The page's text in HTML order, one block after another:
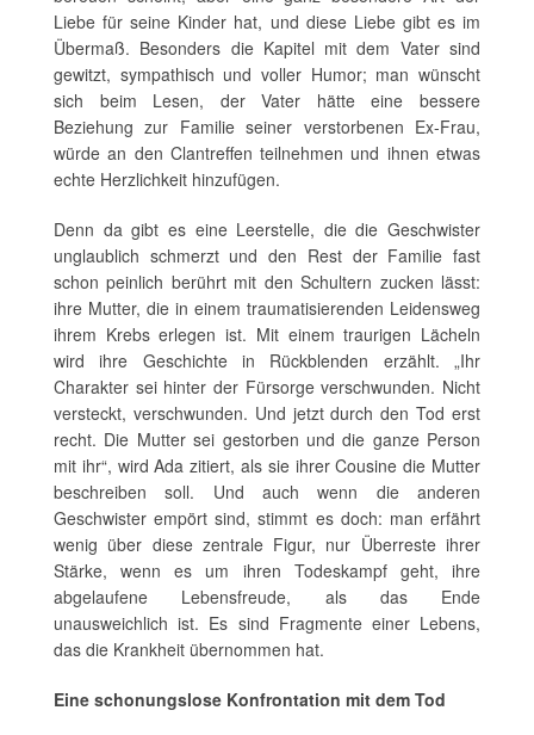
Liebe für seine Kinder hat, und diese Liebe gibt es im
Übermaß. Besonders die Kapitel mit dem Vater sind
gewitzt, sympathisch und voller Humor; man wünscht
sich beim Lesen, der Vater hätte eine bessere
Beziehung zur Familie seiner verstorbenen Ex-Frau,
würde an den Clantreffen teilnehmen und ihnen etwas
echte Herzlichkeit hinzufügen.
Denn da gibt es eine Leerstelle, die die Geschwister
unglaublich schmerzt und den Rest der Familie fast
schon peinlich berührt mit den Schultern zucken lässt:
ihre Mutter, die in einem traumatisierenden Leidensweg
ihrem Krebs erlegen ist. Mit einem traurigen Lächeln
wird ihre Geschichte in Rückblenden erzählt. „Ihr
Charakter sei hinter der Fürsorge verschwunden. Nicht
versteckt, verschwunden. Und jetzt durch den Tod erst
recht. Die Mutter sei gestorben und die ganze Person
mit ihr“, wird Ada zitiert, als sie ihrer Cousine die Mutter
beschreiben soll. Und auch wenn die anderen
Geschwister empört sind, stimmt es doch: man erfährt
wenig über diese zentrale Figur, nur Überreste ihrer
Stärke, wenn es um ihren Todeskampf geht, ihre
abgelaufene Lebensfreude, als das Ende
unausweichlich ist. Es sind Fragmente einer Lebens,
das die Krankheit übernommen hat.
Eine schonungslose Konfrontation mit dem Tod